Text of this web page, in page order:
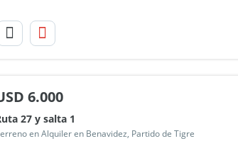
6.000
27 y salta 1
en Alquiler en Benavidez, Partido de Tigre